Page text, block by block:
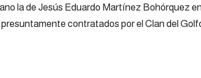
la de Jesús Eduardo Martínez Bohórquez
contratados por el Clan del